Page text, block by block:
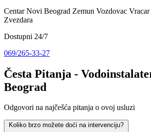
Centar Novi Beograd Zemun Vozdovac Vracar
Zvezdara
Dostupni 24/7
069/265-33-27
Česta Pitanja -
Beograd
Odgovori na najčešća pitanja o ovoj usluzi
Koliko brzo možete doći na intervenciju?